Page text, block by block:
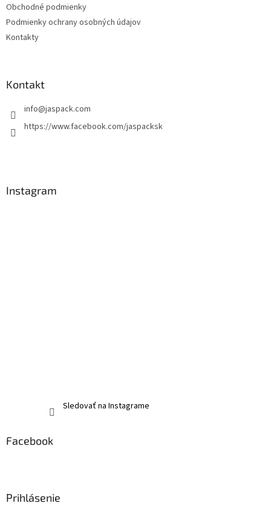
Obchodné podmienky
Podmienky ochrany osobných údajov
Kontakty
Kontakt
info@jaspack.com
https://www.facebook.com/jaspacksk
Instagram
Sledovať na Instagrame
Facebook
Prihlásenie